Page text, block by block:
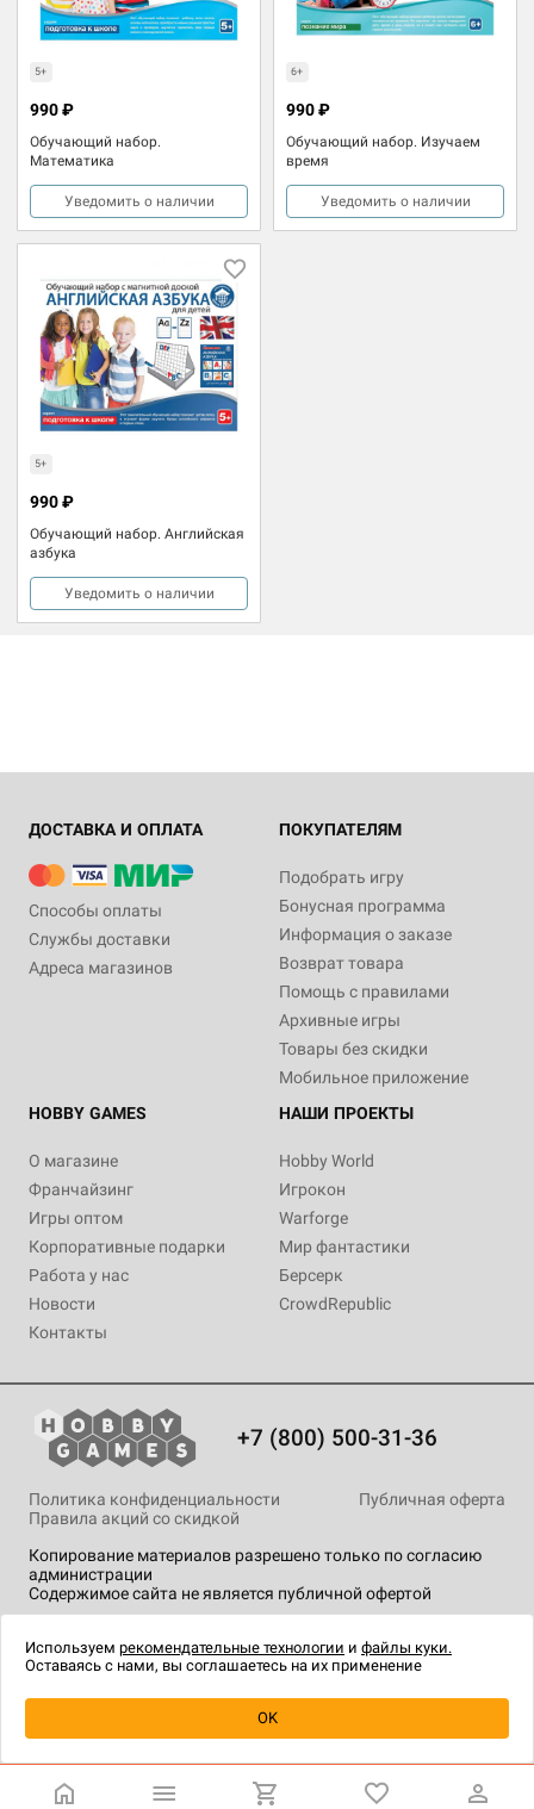
5+
Обучающий набор.
Математика
990 ₽
Уведомить о наличии
6+
Обучающий набор. Изучаем
время
990 ₽
Уведомить о наличии
5+
Обучающий набор. Английская
азбука
990 ₽
Уведомить о наличии
ДОСТАВКА И ОПЛАТА
Способы оплаты
Службы доставки
Адреса магазинов
ПОКУПАТЕЛЯМ
Подобрать игру
Бонусная программа
Информация о заказе
Возврат товара
Помощь с правилами
Архивные игры
Товары без скидки
Мобильное приложение
HOBBY GAMES
О магазине
Франчайзинг
Игры оптом
Корпоративные подарки
Работа у нас
Новости
Контакты
НАШИ ПРОЕКТЫ
Hobby World
Игрокон
Warforge
Мир фантастики
Берсерк
CrowdRepublic
+7 (800) 500-31-36
Копирование материалов разрешено только по согласию
администрации
Содержимое сайта не является публичной офертой
Политика конфиденциальности
Публичная оферта
Правила акций со скидкой
технологии .
Используем рекомендательные технологии и файлы куки.
Оставаясь с нами, вы соглашаетесь на их применение
OK